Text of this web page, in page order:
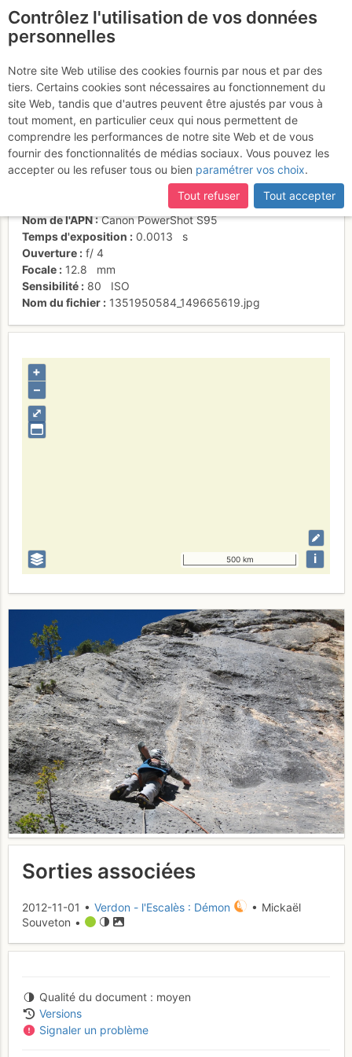
certaines pages ne sont plus accessibles, manquantes ou
incomplètes, déconnectez-vous puis reconnectez-vous à votre
compte sur le site.
Au pied du mur de L2...
Activités
Date/heure
1 nov. 2012 11:03
Contributeur
Mickaël Souveton
individuel (CC by-nc-nd)
Nom de l'APN
Canon PowerShot S95
Temps d'exposition
0.0013
s
Ouverture
f/ 4
Focale
12.8
mm
Sensibilité
80
ISO
Nom du fichier
1351950584_149665619.jpg
⤢
+
–
500 km i
Sorties associées
2012-11-01 • Verdon - l'Escalès : Démon
• Mickaël
Souveton •
Qualité du document
moyen
Versions
Signaler un problème
Contrôlez l'utilisation de vos données
personnelles
Notre site Web utilise des cookies fournis par nous et par des
tiers. Certains cookies sont nécessaires au fonctionnement du
site Web, tandis que d'autres peuvent être ajustés par vous à
tout moment, en particulier ceux qui nous permettent de
comprendre les performances de notre site Web et de vous
fournir des fonctionnalités de médias sociaux. Vous pouvez les
accepter ou les refuser tous ou bien paramétrer vos choix.
Tout refuser
Tout accepter